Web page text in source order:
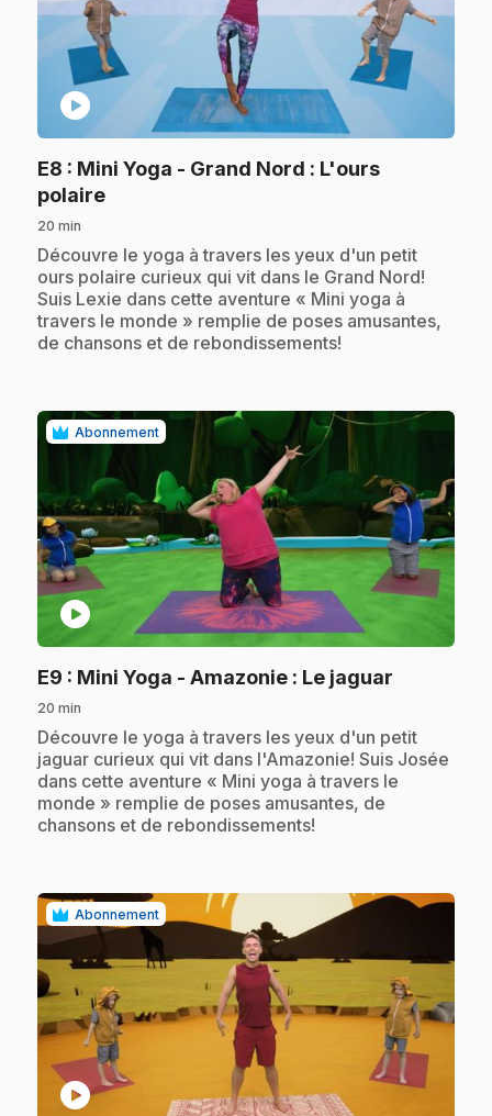
play_circle
E8 : Mini Yoga - Grand Nord : L'ours
polaire.
20 min
.Découvre le yoga à travers les yeux d'un petit
ours polaire curieux qui vit dans le Grand Nord!
Suis Lexie dans cette aventure « Mini yoga à
travers le monde » remplie de poses amusantes,
de chansons et de rebondissements!
Abonnement
play_circle
E9 : Mini Yoga - Amazonie : Le jaguar
20 min
.Découvre le yoga à travers les yeux d'un petit
jaguar curieux qui vit dans l'Amazonie! Suis Josée
dans cette aventure « Mini yoga à travers le
monde » remplie de poses amusantes, de
chansons et de rebondissements!
Abonnement
play_circle